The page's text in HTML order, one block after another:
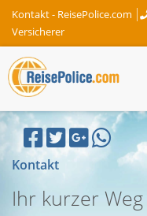
Kontakt - ReisePolice.com
Versicherer
Kontakt
Ihr kurzer